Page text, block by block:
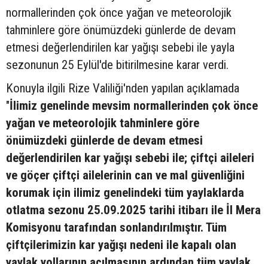
normallerinden çok önce yağan ve meteorolojik
tahminlere göre önümüzdeki günlerde de devam
etmesi değerlendirilen kar yağışı sebebi ile yayla
sezonunun 25 Eylül'de bitirilmesine karar verdi.
Konuyla ilgili Rize Valiliği'nden yapılan açıklamada
"İlimiz genelinde mevsim normallerinden çok önce
yağan ve meteorolojik tahminlere göre
önümüzdeki günlerde de devam etmesi
değerlendirilen kar yağışı sebebi ile; çiftçi aileleri
ve göçer çiftçi ailelerinin can ve mal güvenliğini
korumak için ilimiz genelindeki tüm yaylaklarda
otlatma sezonu 25.09.2025 tarihi itibarı ile İl Mera
Komisyonu tarafından sonlandırılmıştır. Tüm
çiftçilerimizin kar yağışı nedeni ile kapalı olan